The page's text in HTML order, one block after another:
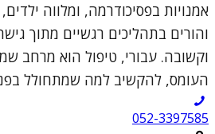
אמנויות בפסיכודרמה, ומלווה
והורים בתהליכים רגשיים מתוך
וקשובה. עבורי, טיפול הוא מרחב
העומס, להקשיב למה שמתחולל
052-3397585